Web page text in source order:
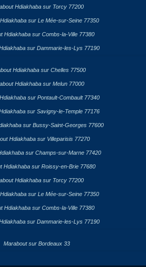
Hdiakhaba sur Torcy 77200
sur Le Mée-sur-Seine 77350
Hdiakhaba sur Combs-la-Ville 77380
sur Dammarie-les-Lys 77190
Hdiakhaba sur Chelles 77500
Hdiakhaba sur Melun 77000
sur Pontault-Combault 77340
sur Savigny-le-Temple 77176
sur Bussy-Saint-Georges 77600
Hdiakhaba sur Villeparisis 77270
sur Champs-sur-Marne 77420
Hdiakhaba sur Roissy-en-Brie 77680
Hdiakhaba sur Torcy 77200
sur Le Mée-sur-Seine 77350
Hdiakhaba sur Combs-la-Ville 77380
sur Dammarie-les-Lys 77190
Marabout sur Bordeaux 33